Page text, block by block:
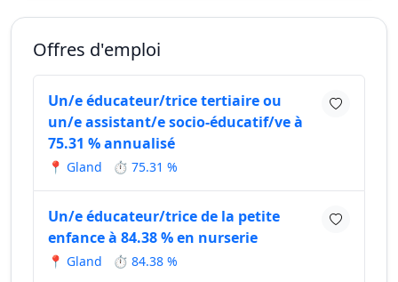
Offres d'emploi
Un/e éducateur/trice tertiaire ou
un/e assistant/e socio-éducatif/ve à
75.31 % annualisé
📍 Gland ⏱ 75.31 %
Un/e éducateur/trice de la petite
enfance à 84.38 % en nurserie
📍 Gland ⏱ 84.38 %